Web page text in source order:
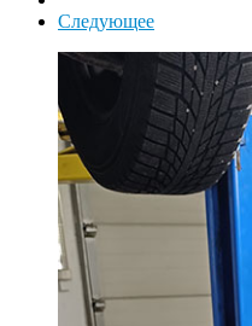
Следующее